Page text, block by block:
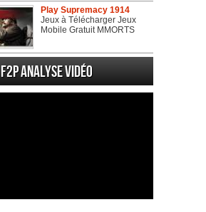
Play Supremacy 1914
Jeux à Télécharger Jeux
Mobile Gratuit MMORTS
F2P Analyse vidéo